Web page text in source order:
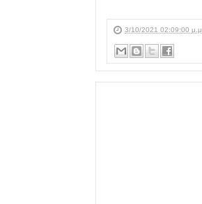
3/10/2021 02:09:00 μ.μ.